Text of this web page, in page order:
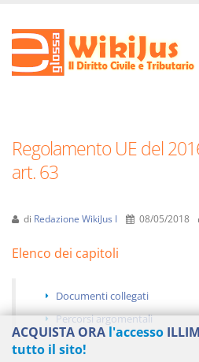
Regolamento UE del
art. 63
di Redazione WikiJus I 08/05/2018
Elenco dei capitoli
Documenti collegati
Percorsi argomentali
ACQUISTA ORA l'accesso
tutto il sito!